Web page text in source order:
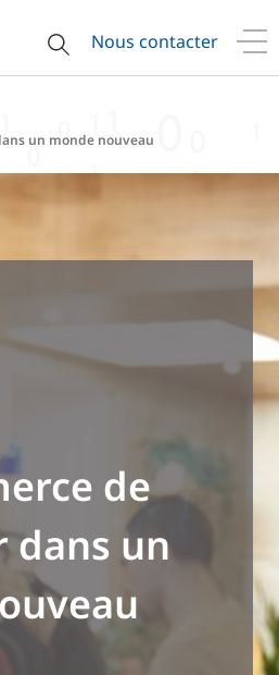
Nous contacter
un monde nouveau
de
dans un